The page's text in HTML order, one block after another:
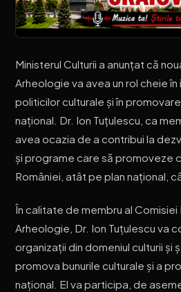
Ministerul Culturii a anunțat că
Arheologie va avea un rol cheie
politicilor culturale și în
național. Dr. Ion Tuțulescu, ca
avea ocazia de a contribui la
și programe care să promoveze
României, atât pe plan național,
În calitate de membru al
Arheologie, Dr. Ion Tuțulescu va
organizații din domeniul culturii și
promova bunurile culturale și a
național. El va participa, de